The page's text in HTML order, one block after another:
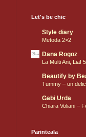
Let's be chic
Style diary
Metoda 2×2
Dana Rogoz
La Multi Ani, Lia!
Beautify by
Tummy – un
Gabi Urda
Chiara Voliani –
Parinteala